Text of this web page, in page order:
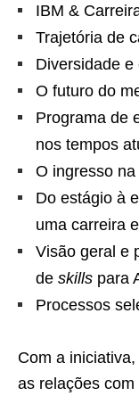
IBM &
Trajetória de
Diversidade e
O futuro do
Programa de
nos tempos
O ingresso
Do estágio à
uma carreira
Visão geral e
de skills para
Processos
Com a
as relações